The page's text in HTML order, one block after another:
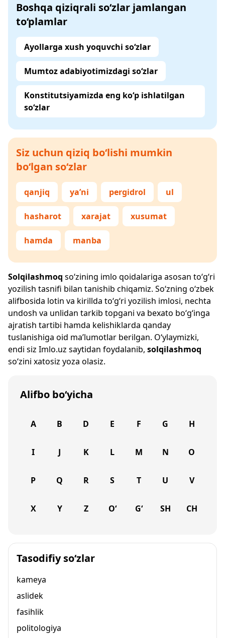
Boshqa qiziqrali so‘zlar jamlangan
to‘plamlar
Ayollarga xush yoquvchi so‘zlar
Mumtoz adabiyotimizdagi so‘zlar
Konstitutsiyamizda eng ko‘p ishlatilgan
so‘zlar
Siz uchun qiziq bo‘lishi mumkin
bo‘lgan so‘zlar
qanjiq ya’ni pergidrol ul
hasharot xarajat xusumat
hamda manba
Solqilashmoq so‘zining imlo qoidalariga asosan to‘g‘ri
yozilish tasnifi bilan tanishib chiqamiz. So‘zning o‘zbek
alifbosida lotin va kirillda to‘g‘ri yozilish imlosi, nechta
undosh va unlidan tarkib topgani va bexato bo‘g‘inga
ajratish tartibi hamda kelishiklarda qanday
tuslanishiga oid ma’lumotlar berilgan. O‘ylaymizki,
endi siz Imlo.uz saytidan foydalanib, solqilashmoq
so‘zini xatosiz yoza olasiz.
Alifbo bo‘yicha
A B D E F G H
I J K L M N O
P Q R S T U V
X Y Z O‘ G‘ SH CH
Tasodifiy so‘zlar
kameya
aslidek
fasihlik
politologiya